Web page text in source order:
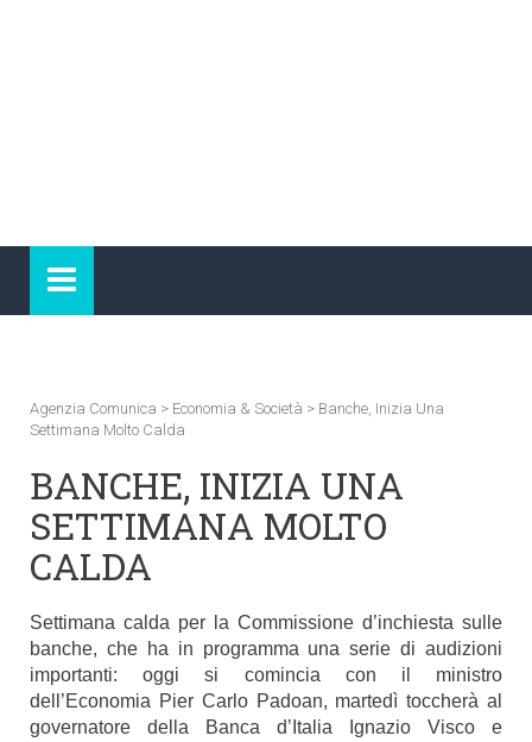
Agenzia Comunica > Economia & Società > Banche, Inizia Una
Settimana Molto Calda
BANCHE, INIZIA UNA
SETTIMANA MOLTO
CALDA
Settimana calda per la Commissione d’inchiesta sulle
banche, che ha in programma una serie di audizioni
importanti: oggi si comincia con il ministro
dell’Economia Pier Carlo Padoan, martedì toccherà al
governatore della Banca d’Italia Ignazio Visco e